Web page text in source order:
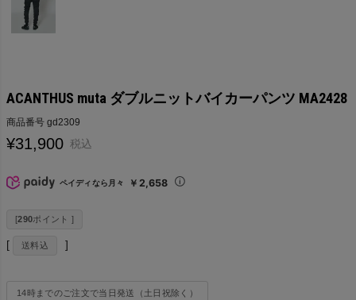
ACANTHUS muta ダブルニットバイカーパンツ MA2428
商品番号 gd2309
¥31,900 税込
ペイディなら月々 ￥2,658
[290ポイント ]
送料込
14時までのご注文で当日発送（土日祝除く）